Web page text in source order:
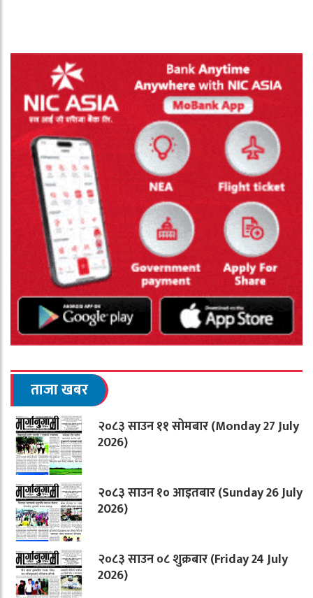
ताजा खबर
२०८३ साउन ११ सोमबार (Monday 27 July
2026)
२०८३ साउन १० आइतबार (Sunday 26 July
2026)
२०८३ साउन ०८ शुक्रबार (Friday 24 July
2026)